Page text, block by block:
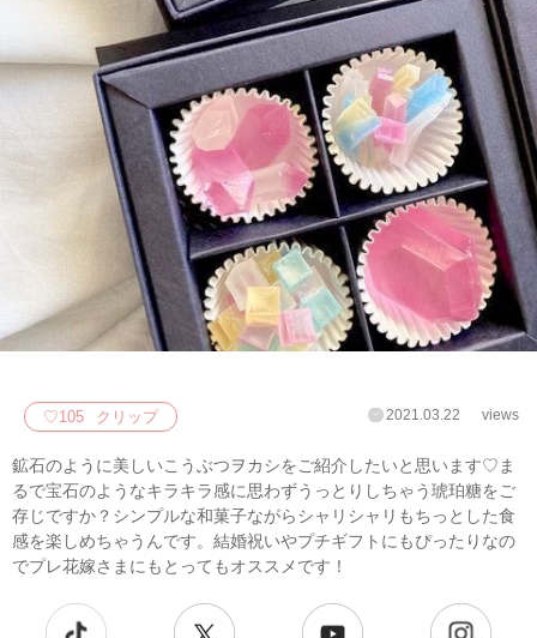
♡105 クリップ 2021.03.22 views
鉱石のように美しいこうぶつヲカシをご紹介したいと思います♡ま
るで宝石のようなキラキラ感に思わずうっとりしちゃう琥珀糖をご
存じですか？シンプルな和菓子ながらシャリシャリもちっとした食
感を楽しめちゃうんです。結婚祝いやプチギフトにもぴったりなの
でプレ花嫁さまにもとってもオススメです！